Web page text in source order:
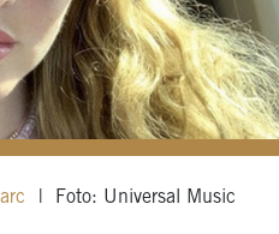
Foto: Universal Music